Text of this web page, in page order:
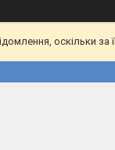
оскільки за